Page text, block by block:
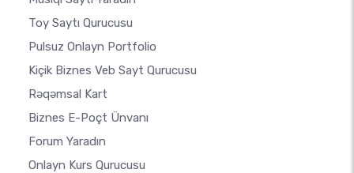
Toy Saytı Qurucusu
Pulsuz Onlayn Portfolio
Kiçik Biznes Veb Sayt Qurucusu
Rəqəmsal Kart
Biznes E-Poçt Ünvanı
Forum Yaradın
Onlayn Kurs Qurucusu